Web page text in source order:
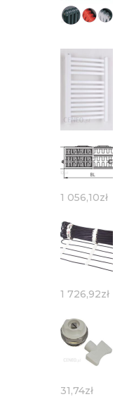
1 056,10zł
1 726,92zł
31,74zł